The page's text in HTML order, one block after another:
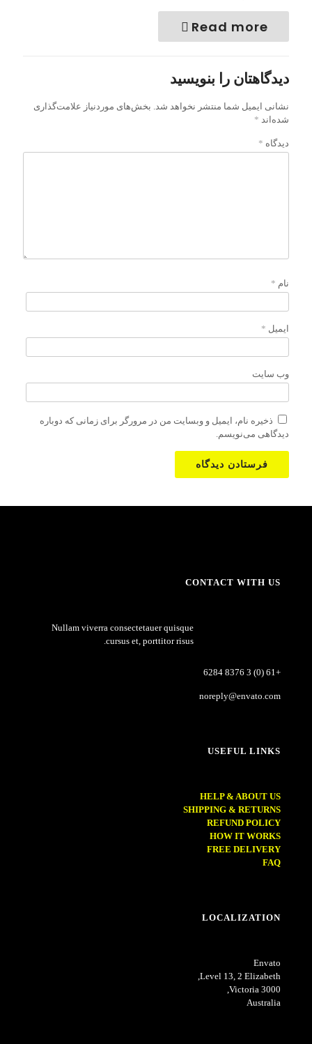
Read more
دیدگاهتان را بنویسید
نشانی ایمیل شما منتشر نخواهد شد. بخش‌های موردنیاز علامت‌گذاری
شده‌اند *
دیدگاه *
نام *
ایمیل *
وب‌ سایت
ذخیره نام، ایمیل و وبسایت من در مرورگر برای زمانی که دوباره
دیدگاهی می‌نویسم.
CONTACT WITH US
Nullam viverra consectetauer quisque
cursus et, porttitor risus.
+61 (0) 3 8376 6284
noreply@envato.com
USEFUL LINKS
HELP & ABOUT US
SHIPPING & RETURNS
REFUND POLICY
HOW IT WORKS
FREE DELIVERY
FAQ
LOCALIZATION
Envato
Level 13, 2 Elizabeth,
Victoria 3000,
Australia